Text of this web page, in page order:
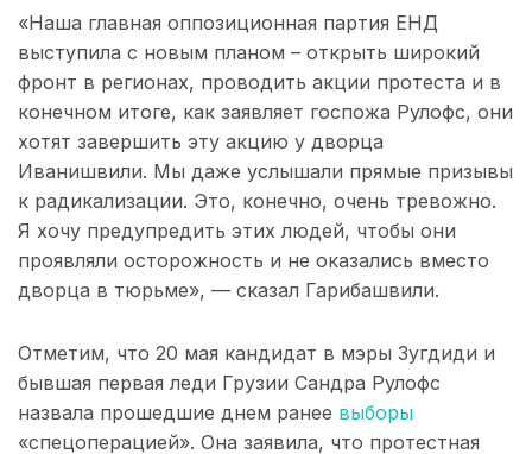
«Наша главная оппозиционная партия ЕНД
выступила с новым планом – открыть широкий
фронт в регионах, проводить акции протеста и в
конечном итоге, как заявляет госпожа Рулофс, они
хотят завершить эту акцию у дворца
Иванишвили. Мы даже услышали прямые призывы
к радикализации. Это, конечно, очень тревожно.
Я хочу предупредить этих людей, чтобы они
проявляли осторожность и не оказались вместо
дворца в тюрьме», — сказал Гарибашвили.
Отметим, что 20 мая кандидат в мэры Зугдиди и
бывшая первая леди Грузии Сандра Рулофс
назвала прошедшие днем ранее выборы
«спецоперацией». Она заявила, что протестная